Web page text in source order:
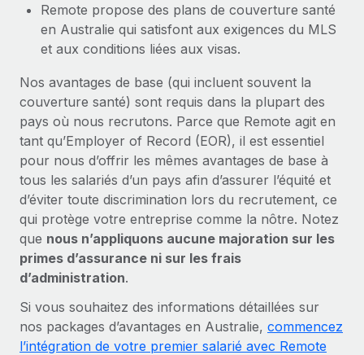
Remote propose des plans de couverture santé
en Australie qui satisfont aux exigences du MLS
et aux conditions liées aux visas.
Nos avantages de base (qui incluent souvent la
couverture santé) sont requis dans la plupart des
pays où nous recrutons. Parce que Remote agit en
tant qu’Employer of Record (EOR), il est essentiel
pour nous d’offrir les mêmes avantages de base à
tous les salariés d’un pays afin d’assurer l’équité et
d’éviter toute discrimination lors du recrutement, ce
qui protège votre entreprise comme la nôtre. Notez
que nous n’appliquons aucune majoration sur les
primes d’assurance ni sur les frais
d’administration.
Si vous souhaitez des informations détaillées sur
nos packages d’avantages en Australie, commencez
l’intégration de votre premier salarié avec Remote